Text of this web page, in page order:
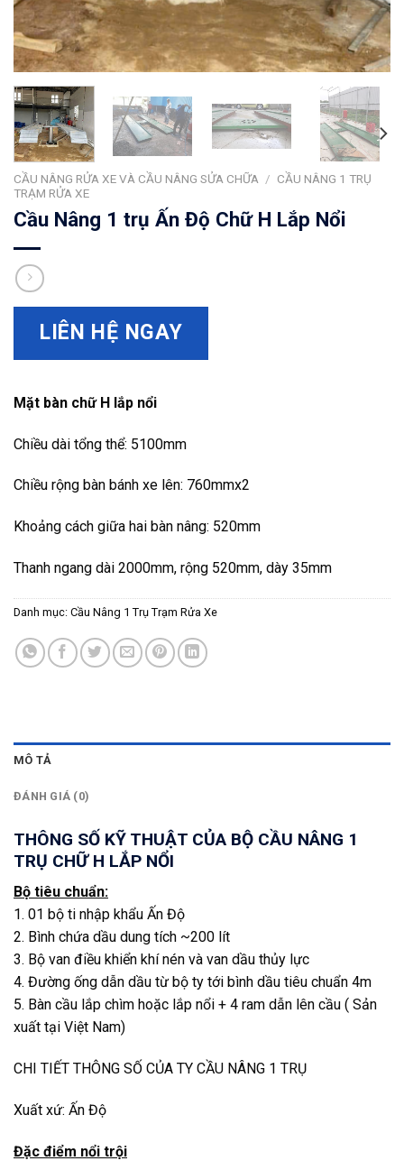
CẦU NÂNG RỬA XE VÀ CẦU NÂNG SỬA CHỮA / CẦU NÂNG 1 TRỤ
TRẠM RỬA XE
Cầu Nâng 1 trụ Ấn Độ Chữ H Lắp Nổi
LIÊN HỆ NGAY
Mặt bàn chữ H lắp nổi
Chiều dài tổng thể: 5100mm
Chiều rộng bàn bánh xe lên: 760mmx2
Khoảng cách giữa hai bàn nâng: 520mm
Thanh ngang dài 2000mm, rộng 520mm, dày 35mm
Danh mục: Cầu Nâng 1 Trụ Trạm Rửa Xe
MÔ TẢ
ĐÁNH GIÁ (0)
THÔNG SỐ KỸ THUẬT CỦA BỘ CẦU NÂNG 1
TRỤ CHỮ H LẮP NỔI
Bộ tiêu chuẩn:
1. 01 bộ ti nhập khẩu Ấn Độ
2. Bình chứa dầu dung tích ~200 lít
3. Bộ van điều khiển khí nén và van dầu thủy lực
4. Đường ống dẫn dầu từ bộ ty tới bình dầu tiêu chuẩn 4m
5. Bàn cầu lắp chìm hoặc lắp nổi + 4 ram dẫn lên cầu ( Sản
xuất tại Việt Nam)
CHI TIẾT THÔNG SỐ CỦA TY CẦU NÂNG 1 TRỤ
Xuất xứ: Ấn Độ
Đặc điểm nổi trội